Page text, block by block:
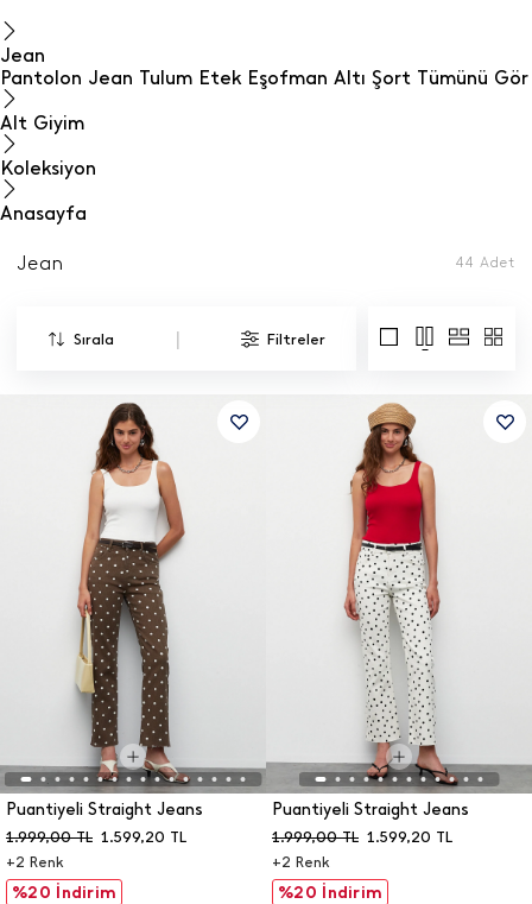
Jean
Pantolon Jean Tulum Etek Eşofman Altı Şort Tümünü Gör
Alt Giyim
Koleksiyon
Anasayfa
Jean 44 Adet
Sırala | Filtreler
%20 İndirim
1.599,20 TL
1.999,00 TL
+2 Renk
Puantiyeli Straight Jeans
%20 İndirim
1.599,20 TL
1.999,00 TL
+2 Renk
Puantiyeli Straight Jeans